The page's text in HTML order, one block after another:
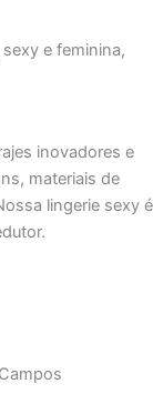
e feminina,
inovadores e
materiais de
lingerie sexy é
Campos